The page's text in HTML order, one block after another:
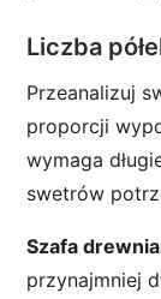
Liczba
Przeanalizuj
proporcji
wymaga
swetrów
Szafa
przynajmniej